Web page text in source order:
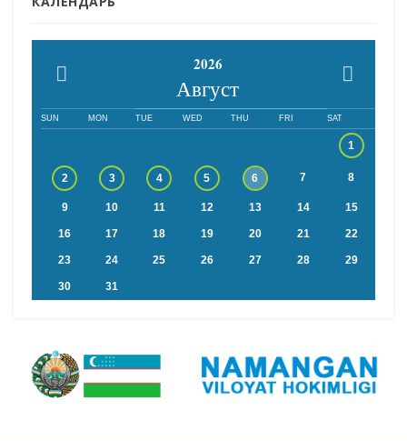
2026
Август
SUN MON TUE WED THU FRI SAT
1
2 3 4 5 6 7 8
9 10 11 12 13 14 15
16 17 18 19 20 21 22
23 24 25 26 27 28 29
30 31